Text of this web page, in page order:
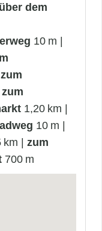
dem
10 m |
zum
zum
1,20 km |
10 m |
km | zum
700 m